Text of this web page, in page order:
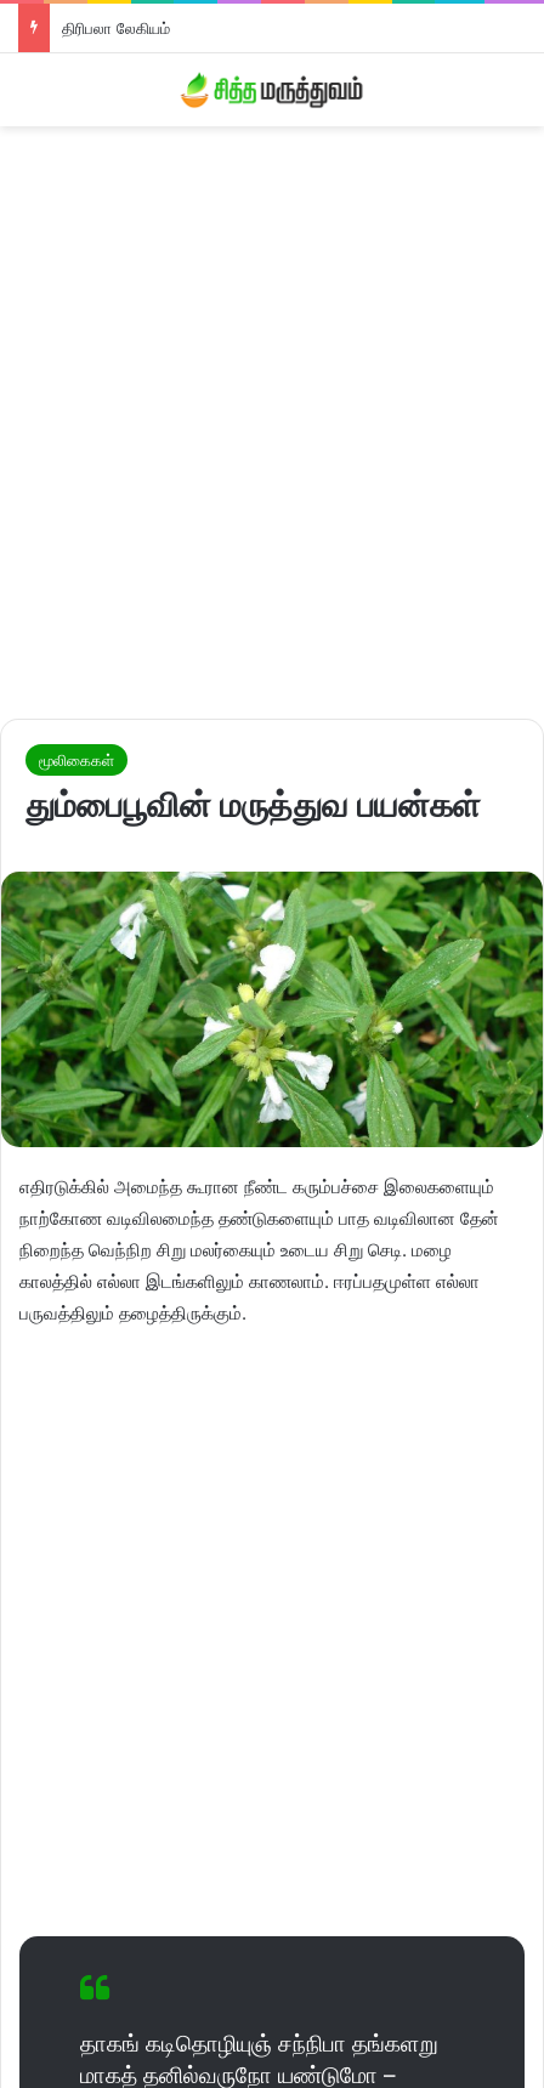
திரிபலா லேகியம்
மூலிகைகள்
தும்பைபூவின் மருத்துவ பயன்கள்
எதிரடுக்கில் அமைந்த கூரான நீண்ட கரும்பச்சை இலைகளையும்
நாற்கோண வடிவிலமைந்த தண்டுகளையும் பாத வடிவிலான தேன்
நிறைந்த வெந்நிற சிறு மலர்கையும் உடைய சிறு செடி. மழை
காலத்தில் எல்லா இடங்களிலும் காணலாம். ஈரப்பதமுள்ள எல்லா
பருவத்திலும் தழைத்திருக்கும்.
தாகங் கடிதொழியுஞ் சந்நிபா தங்களறு
மாகத் தனில்வருநோ யண்டுமோ –